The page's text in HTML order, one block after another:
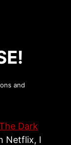
and
Dark
Netflix, I